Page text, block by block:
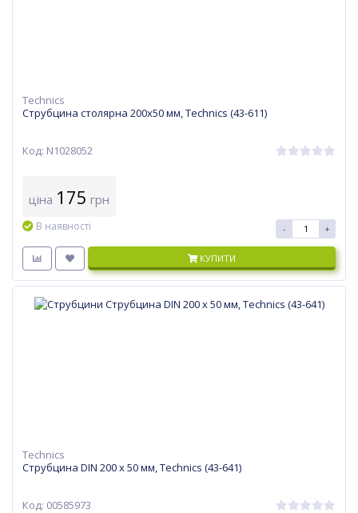
Technics
Струбцина столярна 200х50 мм, Technics (43-611)
Код: N1028052
ціна 175 грн
В наявності - +
КУПИТИ
Technics
Струбцина DIN 200 x 50 мм, Technics (43-641)
Код: 00585973